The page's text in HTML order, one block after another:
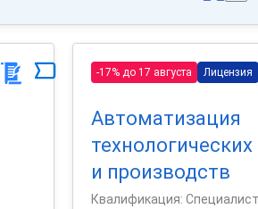
-17% до 17 августа Лицензия
Автоматизация
и производств
Квалификация: Специалист